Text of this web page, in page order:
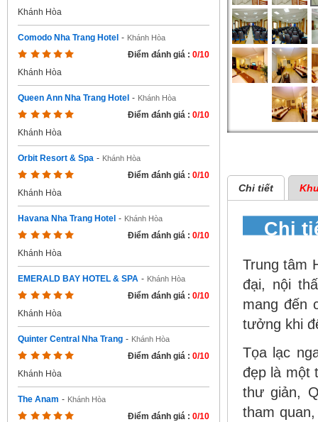
Khánh Hòa
Comodo Nha Trang Hotel - Khánh Hòa
Điểm đánh giá : 0/10
Khánh Hòa
Queen Ann Nha Trang Hotel - Khánh Hòa
Điểm đánh giá : 0/10
Khánh Hòa
Orbit Resort & Spa - Khánh Hòa
Điểm đánh giá : 0/10
Khánh Hòa
Havana Nha Trang Hotel - Khánh Hòa
Điểm đánh giá : 0/10
Khánh Hòa
EMERALD BAY HOTEL & SPA - Khánh Hòa
Điểm đánh giá : 0/10
Khánh Hòa
Quinter Central Nha Trang - Khánh Hòa
Điểm đánh giá : 0/10
Khánh Hòa
The Anam - Khánh Hòa
Điểm đánh giá : 0/10
Chi tiết
Chi
Trung tâm
đại, nội
mang đến
tưởng khi
Tọa lạc
đẹp là một
thư giản,
tham